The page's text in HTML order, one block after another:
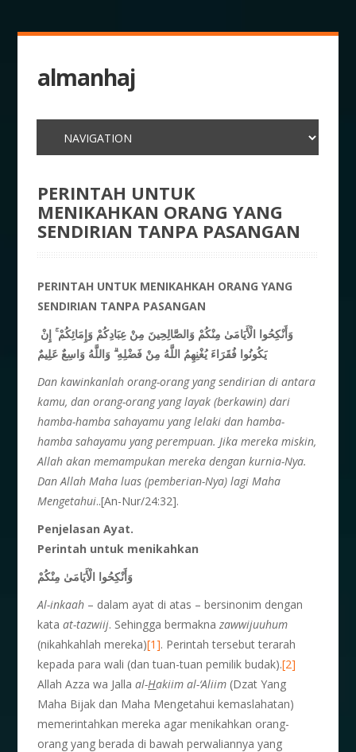
almanhaj
PERINTAH UNTUK
MENIKAHKAN ORANG YANG
SENDIRIAN TANPA PASANGAN
PERINTAH UNTUK MENIKAHKAH ORANG YANG
SENDIRIAN TANPA PASANGAN
وَأَنْكِحُوا الْأَيَامَىٰ مِنْكُمْ وَالصَّالِحِينَ مِنْ عِبَادِكُمْ وَإِمَائِكُمْۚإِنْ
يَكُونُوا فُقَرَاءَ يُغْنِهِمُ اللَّهُ مِنْ فَضْلِهِۗ وَاللَّهُ وَاسِعٌ عَلِيمٌ
Dan kawinkanlah orang-orang yang sendirian di antara
kamu, dan orang-orang yang layak (berkawin) dari
hamba-hamba sahayamu yang lelaki dan hamba-
hamba sahayamu yang perempuan. Jika mereka miskin,
Allah akan memampukan mereka dengan kurnia-Nya.
Dan Allah Maha luas (pemberian-Nya) lagi Maha
Mengetahui..[An-Nur/24:32].
PenjelasanAyat.
Perintah untuk menikahkan
وَأَنْكِحُوا الْأَيَامَىٰ مِنْكُمْ
Al-inkaah – dalam ayat di atas – bersinonim dengan
kataat-tazwiij. Sehingga bermaknazawwijuuhum
(nikahkahlah mereka)[1]. Perintah tersebut terarah
kepada para wali (dan tuan-tuan pemilik budak).[2]
Allah Azza wa Jallaal-Hakiim al-‘Aliim (Dzat Yang
Maha Bijak dan Maha Mengetahui kemaslahatan)
memerintahkan mereka agar menikahkan orang-
orang yang berada di bawah perwaliannya yang